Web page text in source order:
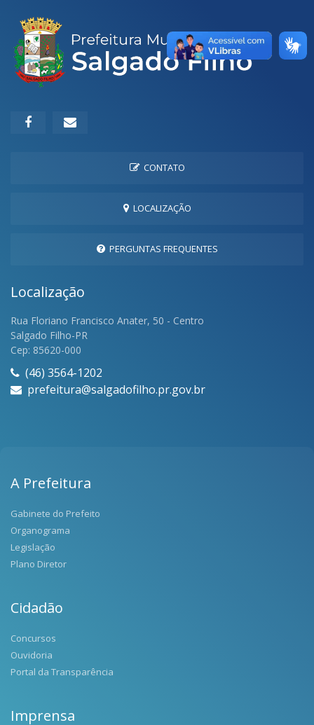
CONTATO
LOCALIZAÇÃO
PERGUNTAS FREQUENTES
Localização
Rua Floriano Francisco Anater, 50 - Centro
Salgado Filho-PR
Cep: 85620-000
(46) 3564-1202
prefeitura@salgadofilho.pr.gov.br
A Prefeitura
Gabinete do Prefeito
Organograma
Legislação
Plano Diretor
Cidadão
Concursos
Ouvidoria
Portal da Transparência
Imprensa